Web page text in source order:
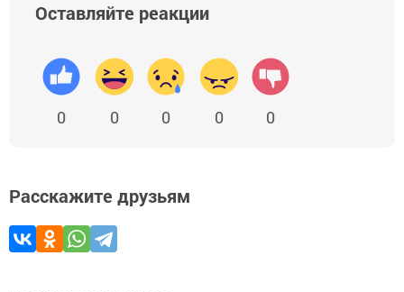
Оставляйте реакции
0 0 0 0 0
Расскажите друзьям